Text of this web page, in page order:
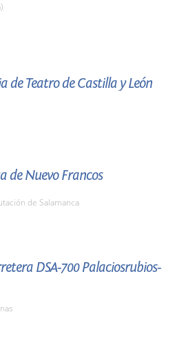
de Teatro de Castilla y León
de Nuevo Francos
de Salamanca
DSA-700 Palaciosrubios-